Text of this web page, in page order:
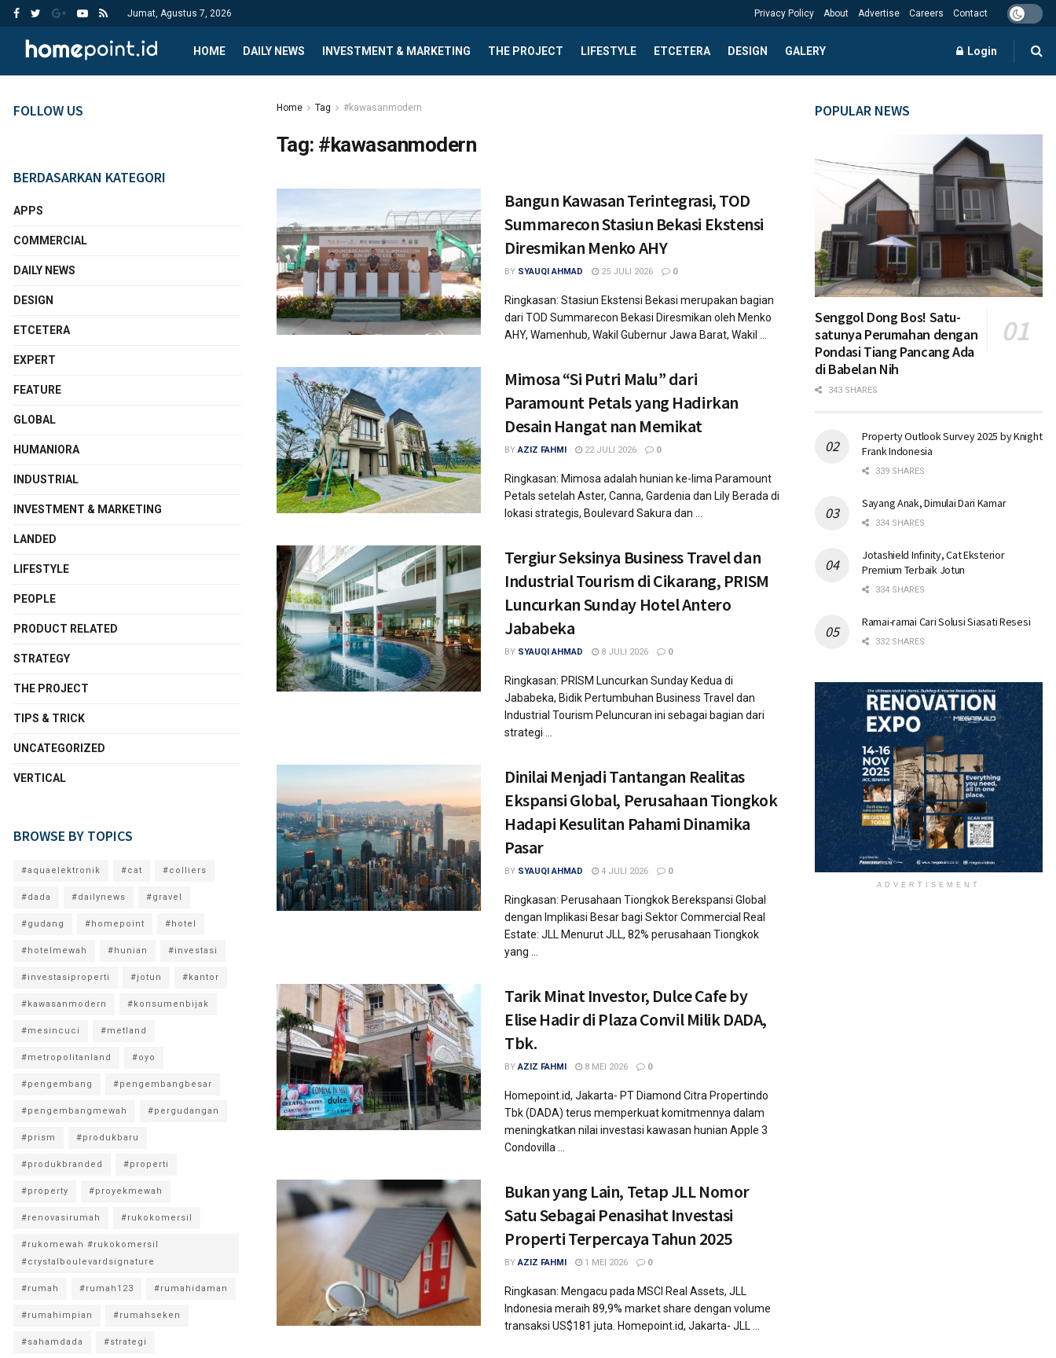
Jumat, Agustus 7, 2026 Privacy Policy About Advertise Careers Contact
HOME DAILY NEWS INVESTMENT & MARKETING THE PROJECT LIFESTYLE ETCETERA DESIGN GALERY Login
Home Tag #kawasanmodern
Tag: #kawasanmodern
Bangun Kawasan Terintegrasi, TOD
Summarecon Stasiun Bekasi Ekstensi
Diresmikan Menko AHY
BY SYAUQI AHMAD 25 JULI 2026 0
Ringkasan: Stasiun Ekstensi Bekasi merupakan bagian
dari TOD Summarecon Bekasi Diresmikan oleh Menko
AHY, Wamenhub, Wakil Gubernur Jawa Barat, Wakil ...
Mimosa “Si Putri Malu” dari
Paramount Petals yang Hadirkan
Desain Hangat nan Memikat
BY AZIZ FAHMI 22 JULI 2026 0
Ringkasan: Mimosa adalah hunian ke-lima Paramount
Petals setelah Aster, Canna, Gardenia dan Lily Berada di
lokasi strategis, Boulevard Sakura dan ...
Tergiur Seksinya Business Travel dan
Industrial Tourism di Cikarang, PRISM
Luncurkan Sunday Hotel Antero
Jababeka
BY SYAUQI AHMAD 8 JULI 2026 0
Ringkasan: PRISM Luncurkan Sunday Kedua di
Jababeka, Bidik Pertumbuhan Business Travel dan
Industrial Tourism Peluncuran ini sebagai bagian dari
strategi ...
Dinilai Menjadi Tantangan Realitas
Ekspansi Global, Perusahaan Tiongkok
Hadapi Kesulitan Pahami Dinamika
Pasar
BY SYAUQI AHMAD 4 JULI 2026 0
Ringkasan: Perusahaan Tiongkok Berekspansi Global
dengan Implikasi Besar bagi Sektor Commercial Real
Estate: JLL Menurut JLL, 82% perusahaan Tiongkok
yang ...
Tarik Minat Investor, Dulce Cafe by
Elise Hadir di Plaza Convil Milik DADA,
Tbk.
BY AZIZ FAHMI 8 MEI 2026 0
Homepoint.id, Jakarta- PT Diamond Citra Propertindo
Tbk (DADA) terus memperkuat komitmennya dalam
meningkatkan nilai investasi kawasan hunian Apple 3
Condovilla ...
Bukan yang Lain, Tetap JLL Nomor
Satu Sebagai Penasihat Investasi
Properti Terpercaya Tahun 2025
BY AZIZ FAHMI 1 MEI 2026 0
Ringkasan: Mengacu pada MSCI Real Assets, JLL
Indonesia meraih 89,9% market share dengan volume
transaksi US$181 juta. Homepoint.id, Jakarta- JLL ...
FOLLOW US
BERDASARKAN KATEGORI
APPS
COMMERCIAL
DAILY NEWS
DESIGN
ETCETERA
EXPERT
FEATURE
GLOBAL
HUMANIORA
INDUSTRIAL
INVESTMENT & MARKETING
LANDED
LIFESTYLE
PEOPLE
PRODUCT RELATED
STRATEGY
THE PROJECT
TIPS & TRICK
UNCATEGORIZED
VERTICAL
BROWSE BY TOPICS
#aquaelektronik #cat #colliers
#dada #dailynews #gravel
#gudang #homepoint #hotel
#hotelmewah #hunian #investasi
#investasiproperti #jotun #kantor
#kawasanmodern #konsumenbijak
#mesincuci #metland
#metropolitanland #oyo
#pengembang #pengembangbesar
#pengembangmewah #pergudangan
#prism #produkbaru
#produkbranded #properti
#property #proyekmewah
#renovasirumah #rukokomersil
#rukomewah #rukokomersil
#crystalboulevardsignature
#rumah #rumah123 #rumahidaman
#rumahimpian #rumahseken
#sahamdada #strategi
POPULAR NEWS
Senggol Dong Bos! Satu-
satunya Perumahan dengan
Pondasi Tiang Pancang Ada
di Babelan Nih
343 SHARES
Property Outlook Survey 2025 by Knight
Frank Indonesia
339 SHARES
Sayang Anak, Dimulai Dari Kamar
334 SHARES
Jotashield Infinity, Cat Eksterior
Premium Terbaik Jotun
334 SHARES
Ramai-ramai Cari Solusi Siasati Resesi
332 SHARES
ADVERTISEMENT